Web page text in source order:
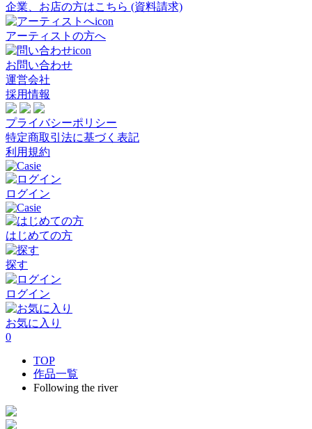
企業、お店の方はこちら (資料請求)
アーティストの方へ
お問い合わせ
運営会社
採用情報
プライバシーポリシー
特定商取引法に基づく表記
利用規約
ログイン
はじめての方
探す
ログイン
お気に入り
0
TOP
作品一覧
Following the river